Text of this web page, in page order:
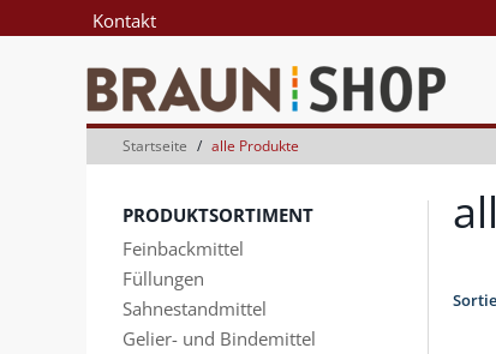
Inhalt
Navigationsmenü
Kontakt
Startseite alle Produkte
PRODUKTSORTIMENT
Feinbackmittel
Füllungen
Sahnestandmittel
Gelier- und Bindemittel